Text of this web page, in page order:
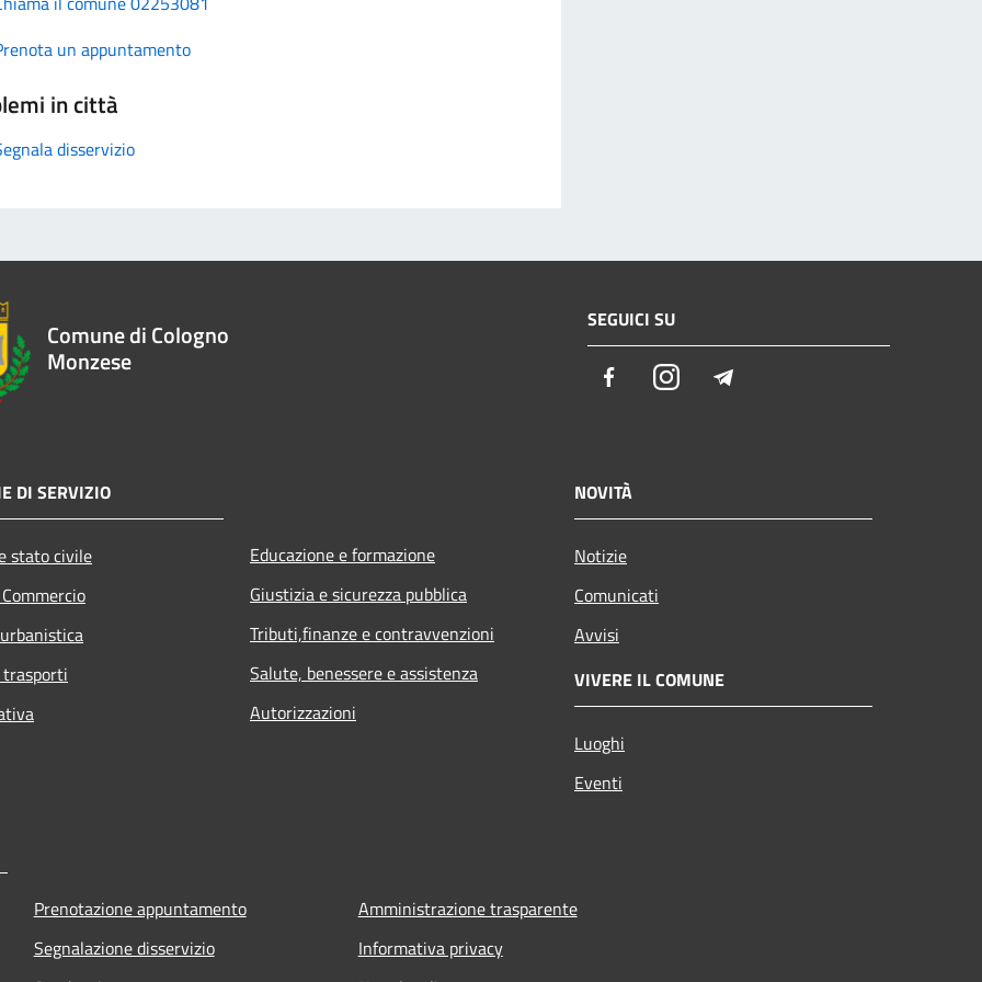
un appuntamento
in città
disservizio
Comune di Cologno
Monzese
SEGUICI SU
FacebookInstagram
DI SERVIZIO
stato civile
Educazione e formazione
Giustizia e sicurezza pubblica
Tributi,finanze e contravvenzioni
Salute, benessere e assistenza
Autorizzazioni
NOVITÀ
Notizie
Comunicati
Avvisi
VIVERE IL COMUNE
Luoghi
Eventi
Prenotazione appuntamento
Segnalazione disservizio
Amministrazione trasparente
Informativa privacy